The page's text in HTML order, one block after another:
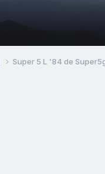
Super 5 L '84 de